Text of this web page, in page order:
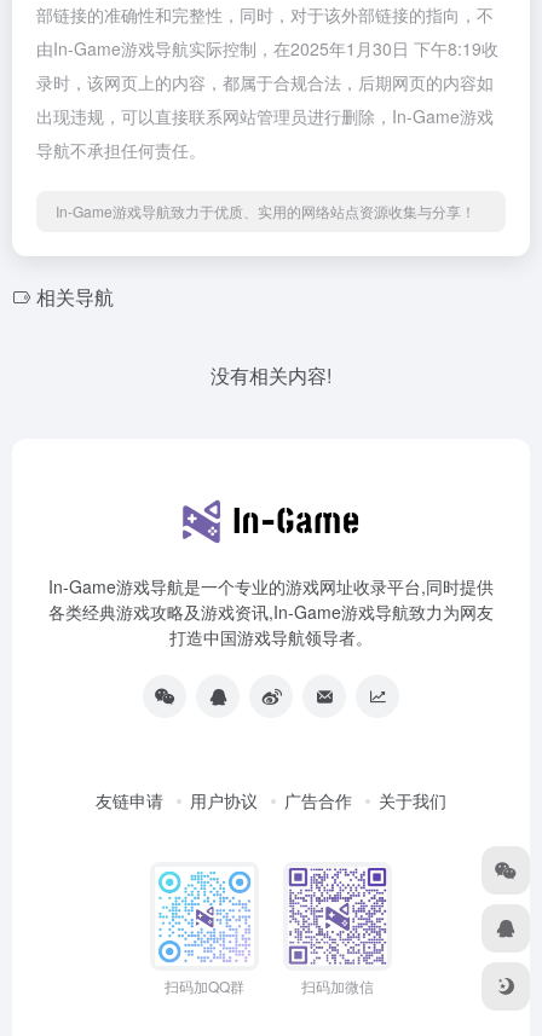
部链接的准确性和完整性，同时，对于该外部链接的指向，不
由In-Game游戏导航实际控制，在2025年1月30日 下午8:19收
录时，该网页上的内容，都属于合规合法，后期网页的内容如
出现违规，可以直接联系网站管理员进行删除，In-Game游戏
导航不承担任何责任。
In-Game游戏导航致力于优质、实用的网络站点资源收集与分享！
相关导航
没有相关内容!
In-Game游戏导航是一个专业的游戏网址收录平台,同时提供
各类经典游戏攻略及游戏资讯,In-Game游戏导航致力为网友
打造中国游戏导航领导者。
友链申请 用户协议 广告合作 关于我们
扫码加QQ群 扫码加微信